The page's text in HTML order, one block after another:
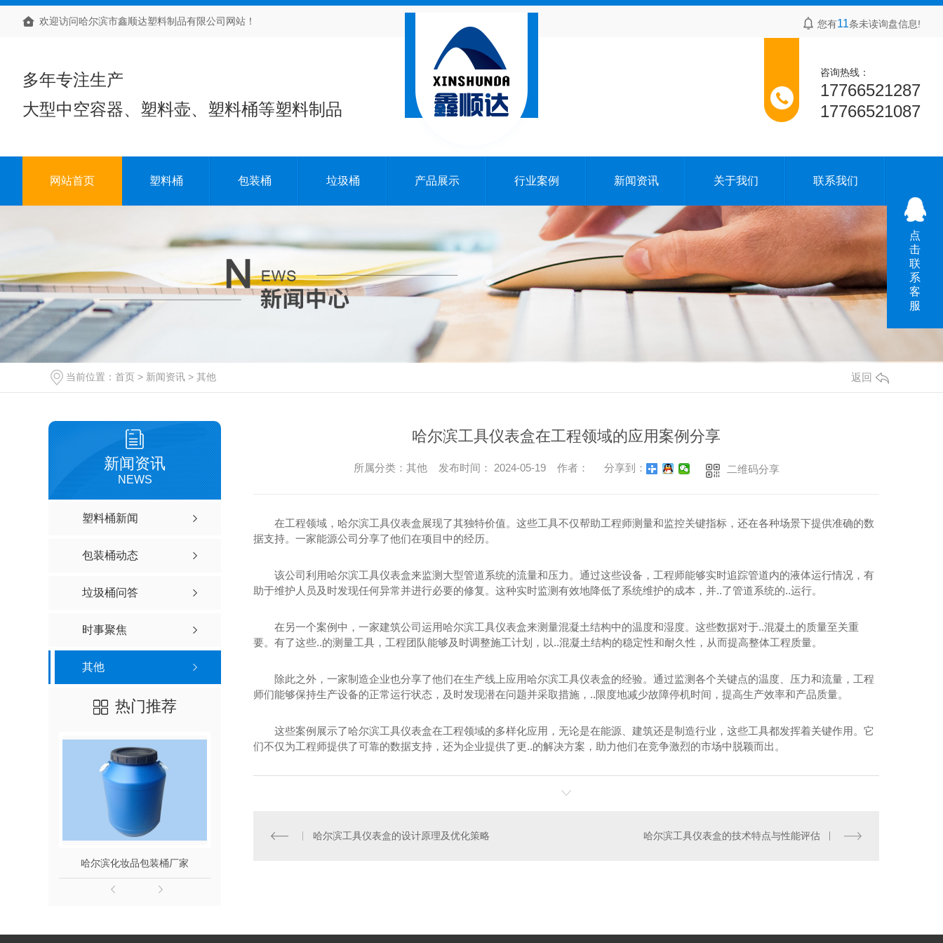
欢迎访问哈尔滨市鑫顺达塑料制品有限公司网站！ 您有11条未读询盘信息!
多年专注生产
大型中空容器、塑料壶、塑料桶等塑料制品
咨询热线：
17766521287
17766521087
网站首页 塑料桶 包装桶 垃圾桶 产品展示 行业案例 新闻资讯 关于我们 联系我们
当前位置： 首页 > 新闻资讯 > 其他 返回
新闻资讯
NEWS
塑料桶新闻
包装桶动态
垃圾桶问答
时事聚焦
其他
热门推荐
哈尔滨化妆品包装桶厂家
哈尔滨工具仪表盒在工程领域的应用案例分享
所属分类：其他 发布时间： 2024-05-19 作者： 分享到： 二维码分享
在工程领域，哈尔滨工具仪表盒展现了其独特价值。这些工具不仅帮助工程师测量和监控关键指标，还在各种场景下提供准确的数
据支持。一家能源公司分享了他们在项目中的经历。
该公司利用哈尔滨工具仪表盒来监测大型管道系统的流量和压力。通过这些设备，工程师能够实时追踪管道内的液体运行情况，有
助于维护人员及时发现任何异常并进行必要的修复。这种实时监测有效地降低了系统维护的成本，并..了管道系统的..运行。
在另一个案例中，一家建筑公司运用哈尔滨工具仪表盒来测量混凝土结构中的温度和湿度。这些数据对于..混凝土的质量至关重
要。有了这些..的测量工具，工程团队能够及时调整施工计划，以..混凝土结构的稳定性和耐久性，从而提高整体工程质量。
除此之外，一家制造企业也分享了他们在生产线上应用哈尔滨工具仪表盒的经验。通过监测各个关键点的温度、压力和流量，工程
师们能够保持生产设备的正常运行状态，及时发现潜在问题并采取措施，..限度地减少故障停机时间，提高生产效率和产品质量。
这些案例展示了哈尔滨工具仪表盒在工程领域的多样化应用，无论是在能源、建筑还是制造行业，这些工具都发挥着关键作用。它
们不仅为工程师提供了可靠的数据支持，还为企业提供了更..的解决方案，助力他们在竞争激烈的市场中脱颖而出。
哈尔滨工具仪表盒的设计原理及优化策略 哈尔滨工具仪表盒的技术特点与性能评估
点
击
联
系
客
服